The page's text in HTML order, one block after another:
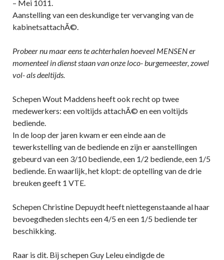
– Mei 1011.
Aanstelling van een deskundige ter vervanging van de
kabinetsattachÃ©.
Probeer nu maar eens te achterhalen hoeveel MENSEN er
momenteel in dienst staan van onze loco- burgemeester, zowel
vol- als deeltijds.
Schepen Wout Maddens heeft ook recht op twee
medewerkers: een voltijds attachÃ© en een voltijds
bediende.
In de loop der jaren kwam er een einde aan de
tewerkstelling van de bediende en zijn er aanstellingen
gebeurd van een 3/10 bediende, een 1/2 bediende, een 1/5
bediende. En waarlijk, het klopt: de optelling van de drie
breuken geeft 1 VTE.
Schepen Christine Depuydt heeft niettegenstaande al haar
bevoegdheden slechts een 4/5 en een 1/5 bediende ter
beschikking.
Raar is dit. Bij schepen Guy Leleu eindigde de